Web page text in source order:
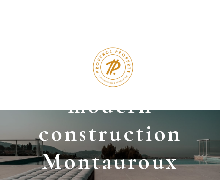
modern
construction
Montauroux